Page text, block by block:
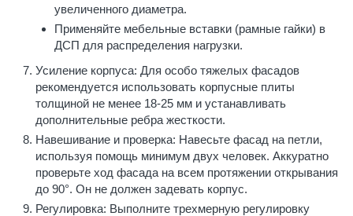
увеличенного диаметра.
Применяйте мебельные вставки (рамные гайки) в
ДСП для распределения нагрузки.
Усиление корпуса: Для особо тяжелых фасадов
рекомендуется использовать корпусные плиты
толщиной не менее 18-25 мм и устанавливать
дополнительные ребра жесткости.
Навешивание и проверка: Навесьте фасад на петли,
используя помощь минимум двух человек. Аккуратно
проверьте ход фасада на всем протяжении открывания
до 90°. Он не должен задевать корпус.
Регулировка: Выполните трехмерную регулировку